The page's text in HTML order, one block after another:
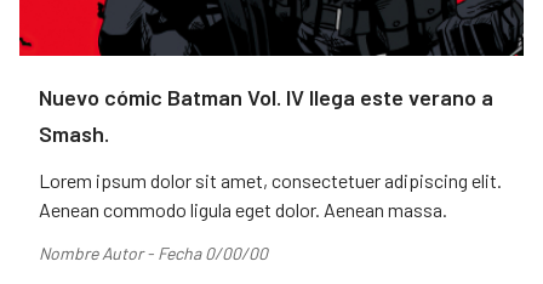
Nuevo cómic Batman Vol. IV llega este verano a
Smash.
Lorem ipsum dolor sit amet, consectetuer adipiscing elit.
Aenean commodo ligula eget dolor. Aenean massa.
Nombre Autor - Fecha 0/00/00